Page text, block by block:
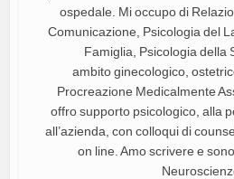
ospedale. Mi occupo di
Comunicazione, Psicologia del
Famiglia, Psicologia della
ambito ginecologico,
Procreazione Medicalmente
offro supporto psicologico, alla
all’azienda, con colloqui di
on line. Amo scrivere e